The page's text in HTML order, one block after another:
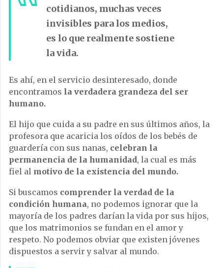
cotidianos, muchas veces
invisibles para los medios,
es lo que realmente sostiene
la vida.
Es ahí, en el servicio desinteresado, donde
encontramos la verdadera grandeza del ser
humano.
El hijo que cuida a su padre en sus últimos años, la
profesora que acaricia los oídos de los bebés de
guardería con sus nanas, celebran la
permanencia de la humanidad, la cual es más
fiel al motivo de la existencia del mundo.
Si buscamos comprender la verdad de la
condición humana, no podemos ignorar que la
mayoría de los padres darían la vida por sus hijos,
que los matrimonios se fundan en el amor y
respeto. No podemos obviar que existen jóvenes
dispuestos a servir y salvar al mundo.